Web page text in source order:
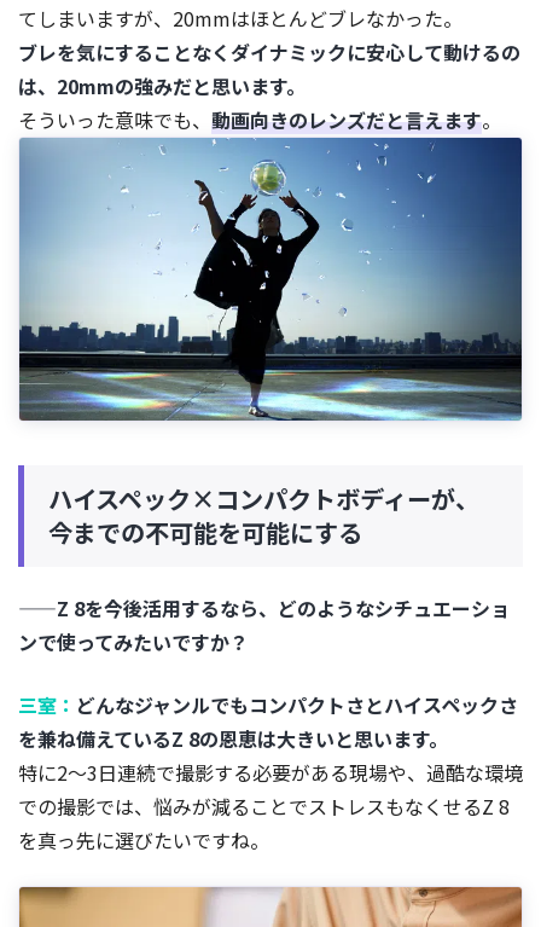
てしまいますが、20mmはほとんどブレなかった。
ブレを気にすることなくダイナミックに安心して動けるの
は、20mmの強みだと思います。
そういった意味でも、 動画向きのレンズだと言えます。
ハイスペック×コンパクトボディーが、
今までの不可能を可能にする
——Z 8を今後活用するなら、どのようなシチュエーショ
ンで使ってみたいですか？
三室： どんなジャンルでもコンパクトさとハイスペックさ
を兼ね備えているZ 8の恩恵は大きいと思います。
特に2～3日連続で撮影する必要がある現場や、過酷な環境
での撮影では、悩みが減ることでストレスもなくせるZ 8
を真っ先に選びたいですね。